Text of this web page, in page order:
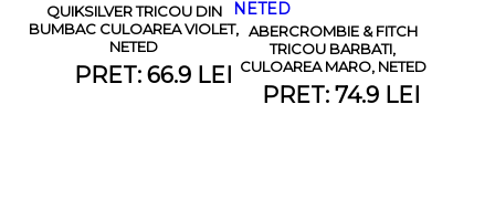
QUIKSILVER TRICOU DIN
BUMBAC CULOAREA VIOLET,
NETED
PRET: 66.9 LEI
ABERCROMBIE & FITCH
TRICOU BARBATI,
CULOAREA MARO, NETED
PRET: 74.9 LEI